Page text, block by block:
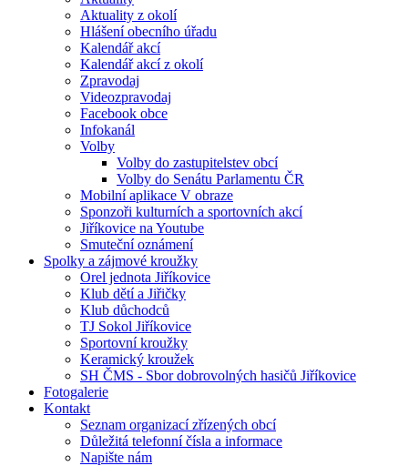
Aktuality z okolí
Hlášení obecního úřadu
Kalendář akcí
Kalendář akcí z okolí
Zpravodaj
Videozpravodaj
Facebook obce
Infokanál
Volby
Volby do zastupitelstev obcí
Volby do Senátu Parlamentu ČR
Mobilní aplikace V obraze
Sponzoři kulturních a sportovních akcí
Jiříkovice na Youtube
Smuteční oznámení
Spolky a zájmové kroužky
Orel jednota Jiříkovice
Klub dětí a Jiřičky
Klub důchodců
TJ Sokol Jiříkovice
Sportovní kroužky
Keramický kroužek
SH ČMS - Sbor dobrovolných hasičů Jiříkovice
Fotogalerie
Kontakt
Seznam organizací zřízených obcí
Důležitá telefonní čísla a informace
Napište nám